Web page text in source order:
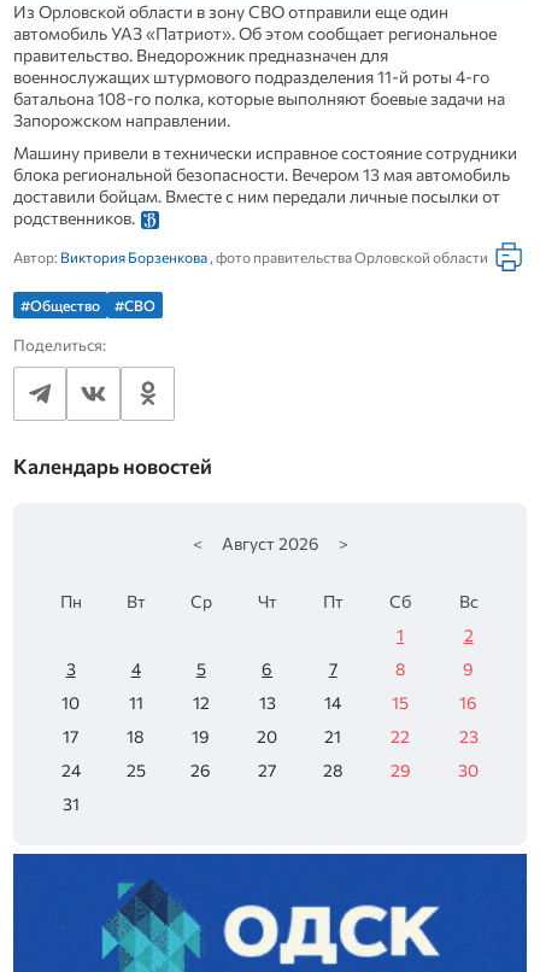
Из Орловской области в зону СВО отправили еще один
автомобиль УАЗ «Патриот». Об этом сообщает региональное
правительство. Внедорожник предназначен для
военнослужащих штурмового подразделения 11-й роты 4-го
батальона 108-го полка, которые выполняют боевые задачи на
Запорожском направлении.
Машину привели в технически исправное состояние сотрудники
блока региональной безопасности. Вечером 13 мая автомобиль
доставили бойцам. Вместе с ним передали личные посылки от
родственников.
Автор: Виктория Борзенкова, фото правительства Орловской области
#Общество #СВО
Поделиться:
Календарь новостей
< Август 2026 >
Пн Вт Ср Чт Пт Сб
Вс
1
2
3
4 5 6 7 8
9
10
11 12 13 14 15
16
17
18 19 20 21 22
23
24
25 26 27 28 29
30
31